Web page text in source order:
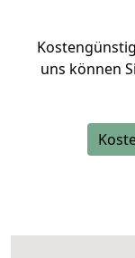
uns können